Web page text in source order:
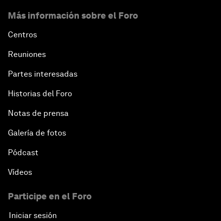
Más información sobre el Foro
Centros
Reuniones
Partes interesadas
Historias del Foro
Notas de prensa
Galería de fotos
Pódcast
Vídeos
Participe en el Foro
Iniciar sesión